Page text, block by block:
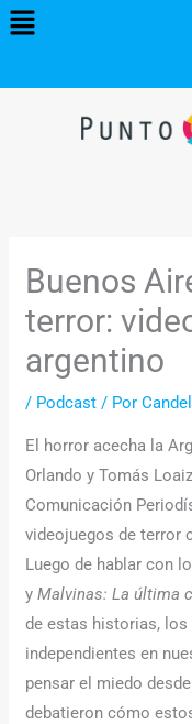
Menú
Buenos
terror:
argentino
/ Podcast / Por
El horror acecha la
Orlando y Tomás
Comunicación
videojuegos de terror
Luego de hablar con
yMalvinas: La última
de estas historias,
independientes en
pensar el miedo
debatieron cómo